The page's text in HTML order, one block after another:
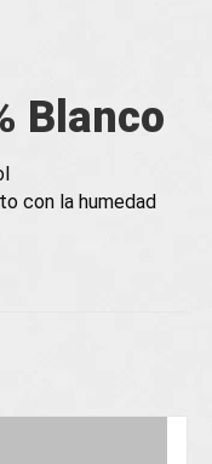
Blanco
con la humedad